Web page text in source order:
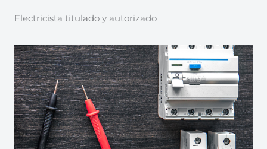
Electricista titulado y autorizado